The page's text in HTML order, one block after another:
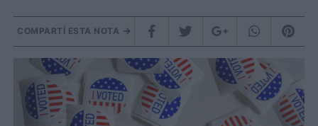
COMPARTÍ ESTA NOTA